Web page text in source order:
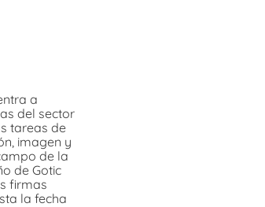
a
del sector
tareas de
imagen y
de la
de Gotic
firmas
la fecha